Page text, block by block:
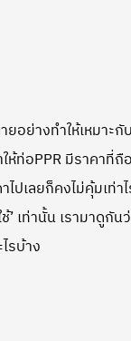
ย่างทำให้เหมาะกั
ให้ท่อPPR มีราคา
ปเลยก็คงไม่คุ้มเท่
ช้’ เท่านั้น เรามาดู
รบ้าง